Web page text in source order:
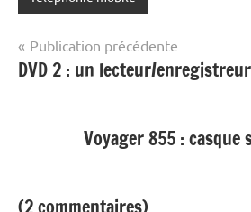
Navigation
de
Publication précédente
DVD 2 : un lecteur/
Voyager 855 : casque
(2 commentaires)